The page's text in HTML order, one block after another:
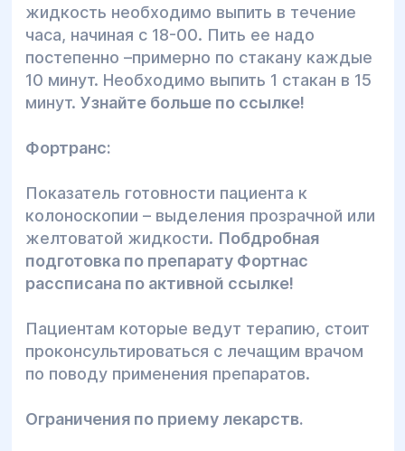
жидкость необходимо выпить в течение
часа, начиная с 18-00. Пить ее надо
постепенно –примерно по стакану каждые
10 минут. Необходимо выпить 1 стакан в 15
минут. Узнайте больше по ссылке!
Фортранс:
Показатель готовности пациента к
колоноскопии – выделения прозрачной или
желтоватой жидкости. Побдробная
подготовка по препарату Фортнас
рассписана по активной ссылке!
Пациентам которые ведут терапию, стоит
проконсультироваться с лечащим врачом
по поводу применения препаратов.
Ограничения по приему лекарств.